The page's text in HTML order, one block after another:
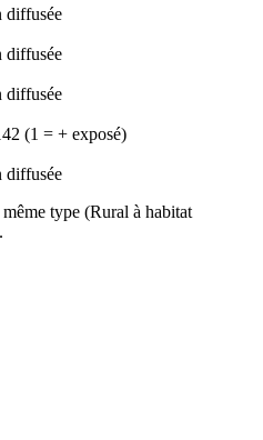
diffusée
diffusée
diffusée
(1 = + exposé)
diffusée
type (Rural à habitat
.